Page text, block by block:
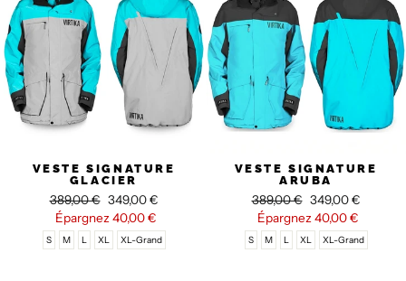
VESTE SIGNATURE
GLACIER
Prix
régulier
389,00 € Prix
réduit
349,00 €
Épargnez 40,00 €
S M L XL XL-Grand
VESTE SIGNATURE
ARUBA
Prix
régulier
389,00 € Prix
réduit
349,00 €
Épargnez 40,00 €
S M L XL XL-Grand